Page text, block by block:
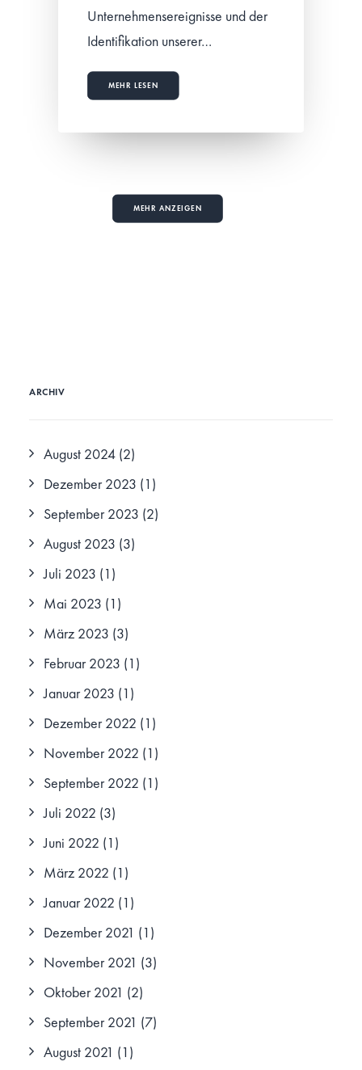
Unternehmensereignisse und der
Identifikation unserer…
MEHR LESEN
MEHR ANZEIGEN
ARCHIV
August 2024 (2)
Dezember 2023 (1)
September 2023 (2)
August 2023 (3)
Juli 2023 (1)
Mai 2023 (1)
März 2023 (3)
Februar 2023 (1)
Januar 2023 (1)
Dezember 2022 (1)
November 2022 (1)
September 2022 (1)
Juli 2022 (3)
Juni 2022 (1)
März 2022 (1)
Januar 2022 (1)
Dezember 2021 (1)
November 2021 (3)
Oktober 2021 (2)
September 2021 (7)
August 2021 (1)